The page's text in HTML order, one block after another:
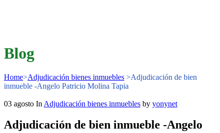
Blog
Home>Adjudicación bienes inmuebles >Adjudicación de bien
inmueble -Angelo Patricio Molina Tapia
03 agosto In Adjudicación bienes inmuebles by yonynet
Adjudicación de bien inmueble -Angelo